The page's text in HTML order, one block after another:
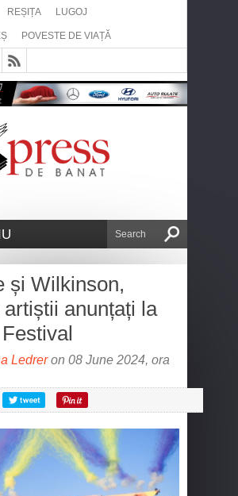
REȘIȚA LUGOJ
POVESTE DE VIAȚĂ
și Wilkinson,
anunțați la
Ledreron 08 June 2024, ora